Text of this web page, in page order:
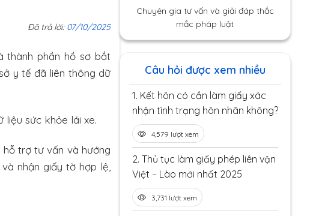
Đã trả lời: 07/10/2025
thành phần hồ sơ bắt
y tế đã liên thông dữ
sức khỏe lái xe.
trợ tư vấn và hướng
nhận giấy tờ hợp lệ,
Chuyên gia tư vấn và giải đáp thắc
mắc pháp luật
Câu hỏi được xem nhiều
1. Kết hôn có cần làm giấy xác
nhận tình trạng hôn nhân không?
4,579 lượt xem
2. Thủ tục làm giấy phép liên vận
Việt – Lào mới nhất 2025
3,731 lượt xem